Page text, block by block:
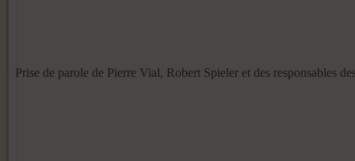
Prise de parole de Pierre Vial, Robert Spieler et des responsables